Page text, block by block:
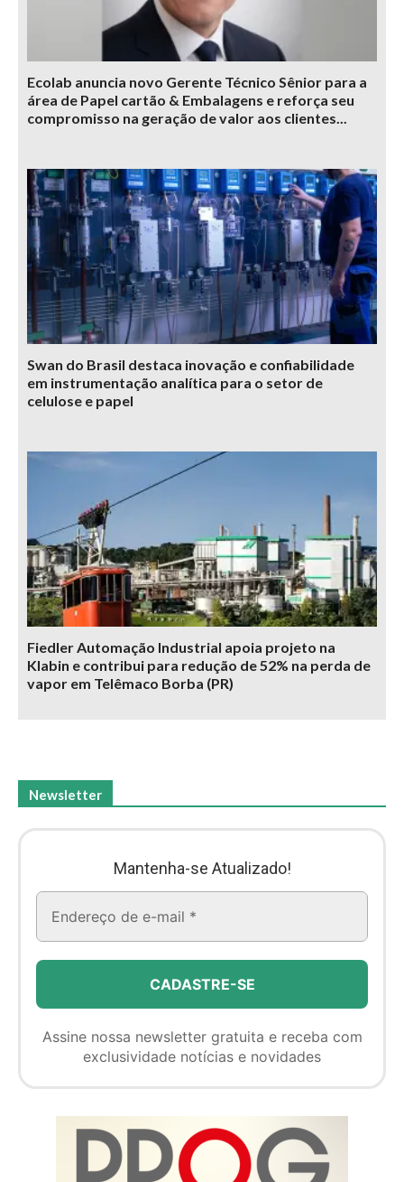
Ecolab anuncia novo Gerente Técnico Sênior para a
área de Papel cartão & Embalagens e reforça seu
compromisso na geração de valor aos clientes...
Swan do Brasil destaca inovação e confiabilidade
em instrumentação analítica para o setor de
celulose e papel
Fiedler Automação Industrial apoia projeto na
Klabin e contribui para redução de 52% na perda de
vapor em Telêmaco Borba (PR)
Newsletter
Mantenha-se Atualizado!
Assine nossa newsletter gratuita e receba com
exclusividade notícias e novidades